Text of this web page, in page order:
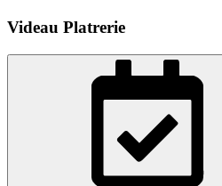
Videau Platrerie